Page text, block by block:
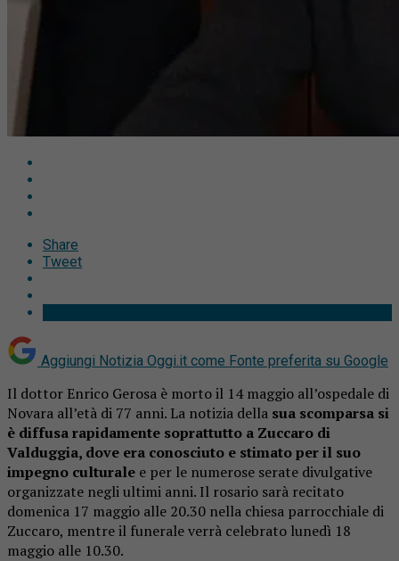
Share
Tweet
Aggiungi Notizia Oggi.it come Fonte preferita su Google
Il dottor Enrico Gerosa è morto il 14 maggio all’ospedale di
Novara all’età di 77 anni. La notizia della sua scomparsa si
è diffusa rapidamente soprattutto a Zuccaro di
Valduggia, dove era conosciuto e stimato per il suo
impegno culturale e per le numerose serate divulgative
organizzate negli ultimi anni. Il rosario sarà recitato
domenica 17 maggio alle 20.30 nella chiesa parrocchiale di
Zuccaro, mentre il funerale verrà celebrato lunedì 18
maggio alle 10.30.